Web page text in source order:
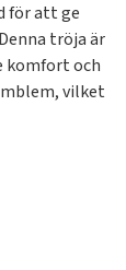
för att ge
tröja är
komfort och
vilket